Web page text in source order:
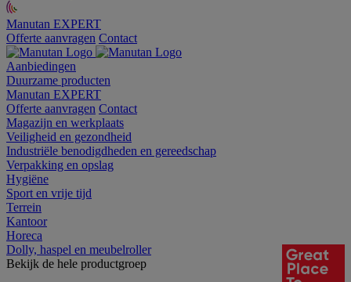
Manutan EXPERT
Offerte aanvragen Contact
Aanbiedingen
Duurzame producten
Manutan EXPERT
Offerte aanvragen Contact
Magazijn en werkplaats
Veiligheid en gezondheid
Industriële benodigdheden en gereedschap
Verpakking en opslag
Hygiëne
Sport en vrije tijd
Terrein
Kantoor
Horeca
Dolly, haspel en meubelroller
Bekijk de hele productgroep